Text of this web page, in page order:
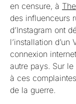
en censure, à
des influenceurs
d’Instagram ont
l’installation
connexion
autre pays. Sur
à ces
de la guerre.